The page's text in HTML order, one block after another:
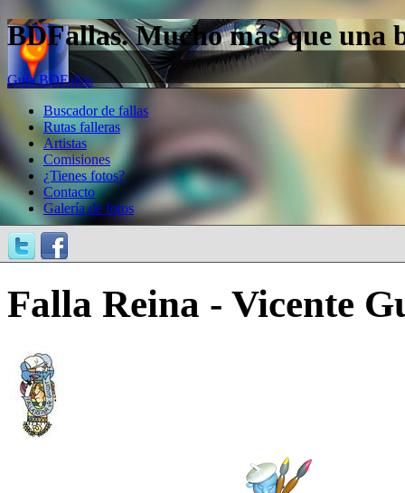
BDFallas. Mucho más que una
Guía BDFallas
Buscador de fallas
Rutas falleras
Artistas
Comisiones
¿Tienes fotos?
Contacto
Galería de fotos
Falla Reina - Vicente